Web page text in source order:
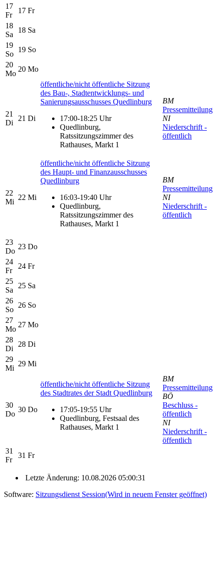
17
Fr
17 Fr
18
Sa
18 Sa
19
So
19 So
20
Mo
20 Mo
21
Di
21 Di
öffentliche/nicht öffentliche Sitzung
des Bau-, Stadtentwicklungs- und
Sanierungsausschusses Quedlinburg
17:00-18:25 Uhr
Quedlinburg,
Ratssitzungszimmer des
Rathauses, Markt 1
BM
Pressemitteilung
NI
Niederschrift -
öffentlich
22
Mi
22 Mi
öffentliche/nicht öffentliche Sitzung
des Haupt- und Finanzausschusses
Quedlinburg
16:03-19:40 Uhr
Quedlinburg,
Ratssitzungszimmer des
Rathauses, Markt 1
BM
Pressemitteilung
NI
Niederschrift -
öffentlich
23
Do
23 Do
24
Fr
24 Fr
25
Sa
25 Sa
26
So
26 So
27
Mo
27 Mo
28
Di
28 Di
29
Mi
29 Mi
30
Do
30 Do
öffentliche/nicht öffentliche Sitzung
des Stadtrates der Stadt Quedlinburg
17:05-19:55 Uhr
Quedlinburg, Festsaal des
Rathauses, Markt 1
BM
Pressemitteilung
BÖ
Beschluss -
öffentlich
NI
Niederschrift -
öffentlich
31
Fr
31 Fr
Letzte Änderung: 10.08.2026 05:00:31
Software: Sitzungsdienst Session(Wird in neuem Fenster geöffnet)